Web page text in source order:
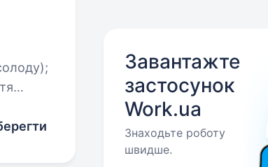
Завантажте
застосунок
Work.ua
Знаходьте роботу
швидше.